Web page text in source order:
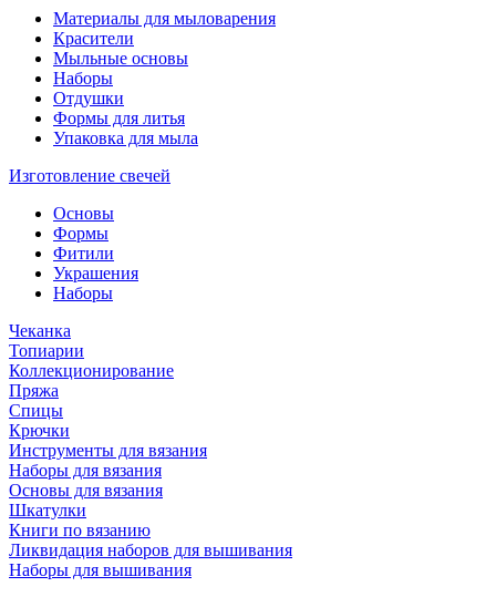
Материалы для мыловарения
Красители
Мыльные основы
Наборы
Отдушки
Формы для литья
Упаковка для мыла
Изготовление свечей
Основы
Формы
Фитили
Украшения
Наборы
Чеканка
Топиарии
Коллекционирование
Пряжа
Спицы
Крючки
Инструменты для вязания
Наборы для вязания
Основы для вязания
Шкатулки
Книги по вязанию
Ликвидация наборов для вышивания
Наборы для вышивания